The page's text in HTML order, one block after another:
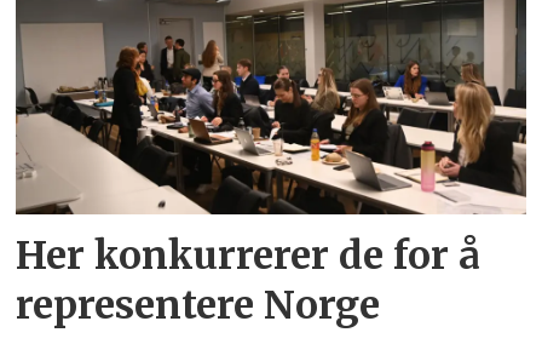
Her konkurrerer de for å
representere Norge